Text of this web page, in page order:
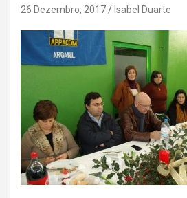
26 Dezembro, 2017 Isabel Duarte